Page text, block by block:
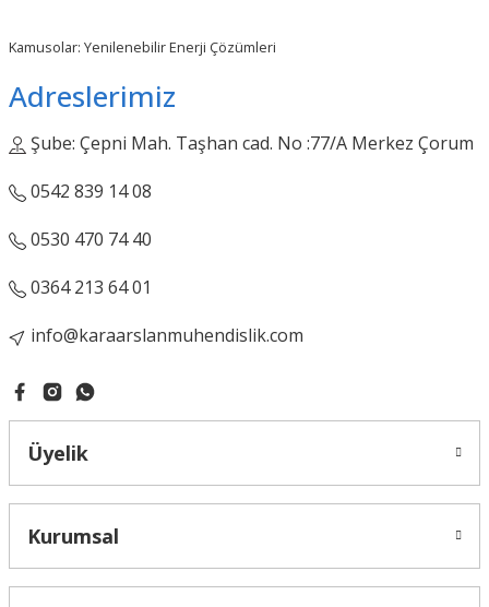
Gönder
Kamusolar: Yenilenebilir Enerji Çözümleri
Adreslerimiz
Şube: Çepni Mah. Taşhan cad. No :77/A Merkez Çorum
0542 839 14 08
0530 470 74 40
0364 213 64 01
info@karaarslanmuhendislik.com
Üyelik
Kurumsal